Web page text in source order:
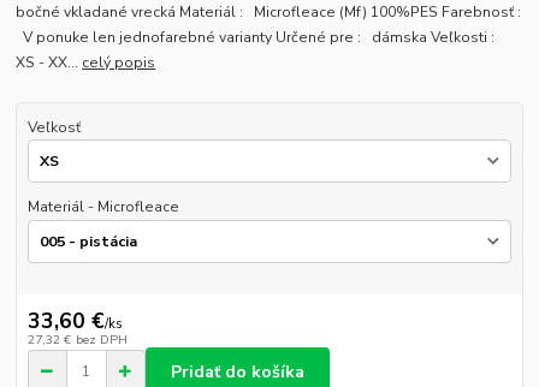
bočné vkladané vrecká Materiál : Microfleace (Mf) 100%PES Farebnosť :
V ponuke len jednofarebné varianty Určené pre : dámska Veľkosti :
XS - XX... celý popis
Veľkosť
Materiál - Microfleace
33,60 €/ks
27,32 € bez DPH
Pridať do košíka